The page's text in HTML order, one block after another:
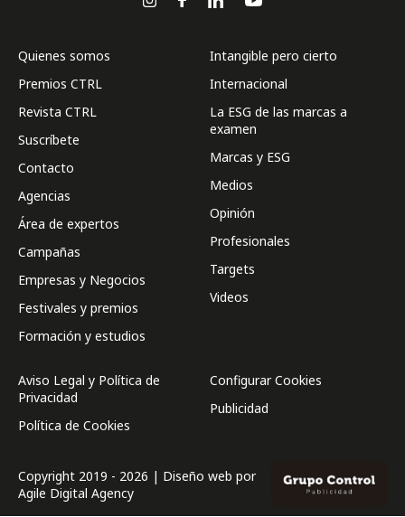
Quienes somos
Premios CTRL
Revista CTRL
Suscríbete
Contacto
Agencias
Área de expertos
Campañas
Empresas y Negocios
Festivales y premios
Formación y estudios
Intangible pero cierto
Internacional
La ESG de las marcas a
examen
Marcas y ESG
Medios
Opinión
Profesionales
Targets
Videos
Aviso Legal y Política de
Privacidad
Política de Cookies
Configurar Cookies
Publicidad
Copyright 2019 - 2026 | Diseño web por
Agile Digital Agency